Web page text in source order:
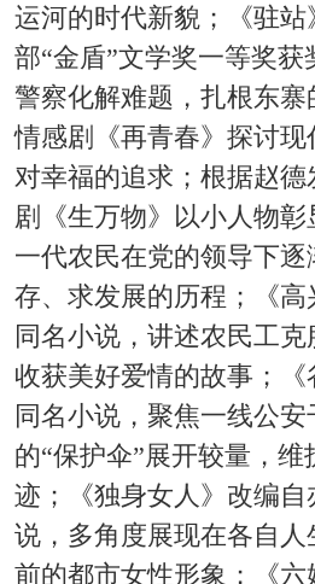
运河的时代新貌；《驻站
部“金盾”文学奖一等奖
警察化解难题，扎根东
情感剧《再青春》探讨
对幸福的追求；根据赵
剧《生万物》以小人物
一代农民在党的领导下
存、求发展的历程；《高
同名小说，讲述农民工克
收获美好爱情的故事；《
同名小说，聚焦一线公
的“保护伞”展开较量，
迹；《独身女人》改编
说，多角度展现在各自人
前的都市女性形象；《